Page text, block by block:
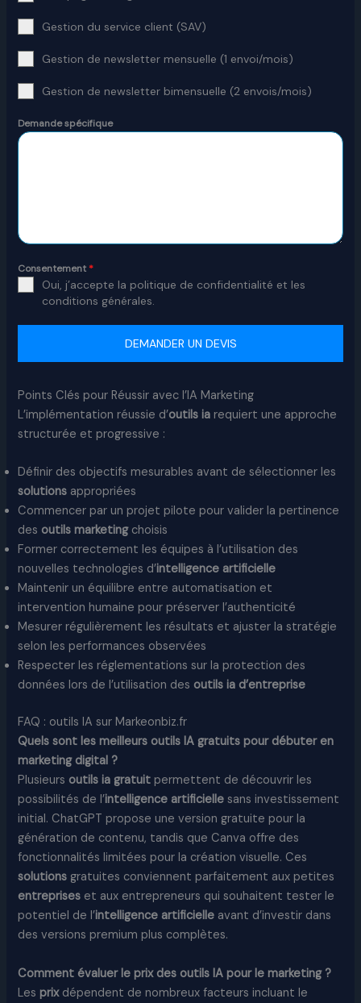
Gestion du service client (SAV)
Gestion de newsletter mensuelle (1 envoi/mois)
Gestion de newsletter bimensuelle (2 envois/mois)
Demande spécifique
Consentement*
Oui, j’accepte la politique de confidentialité et les
conditions générales.
DEMANDER UN DEVIS
Points Clés pour Réussir avec l’IA Marketing
L’implémentation réussie d’outils ia requiert une approche
structurée et progressive :
Définir des objectifs mesurables avant de sélectionner les
solutions appropriées
Commencer par un projet pilote pour valider la pertinence
des outils marketing choisis
Former correctement les équipes à l’utilisation des
nouvelles technologies d’intelligence artificielle
Maintenir un équilibre entre automatisation et
intervention humaine pour préserver l’authenticité
Mesurer régulièrement les résultats et ajuster la stratégie
selon les performances observées
Respecter les réglementations sur la protection des
données lors de l’utilisation des outils ia d’entreprise
FAQ : outils IA sur Markeonbiz.fr
Quels sont les meilleurs outils IA gratuits pour débuter en
marketing digital ?
Plusieurs outils ia gratuit permettent de découvrir les
possibilités de l’intelligence artificielle sans investissement
initial. ChatGPT propose une version gratuite pour la
génération de contenu, tandis que Canva offre des
fonctionnalités limitées pour la création visuelle. Ces
solutions gratuites conviennent parfaitement aux petites
entreprises et aux entrepreneurs qui souhaitent tester le
potentiel de l’intelligence artificielle avant d’investir dans
des versions premium plus complètes.
Comment évaluer le prix des outils IA pour le marketing ?
Lesprixdépendent de nombreux facteurs incluant le